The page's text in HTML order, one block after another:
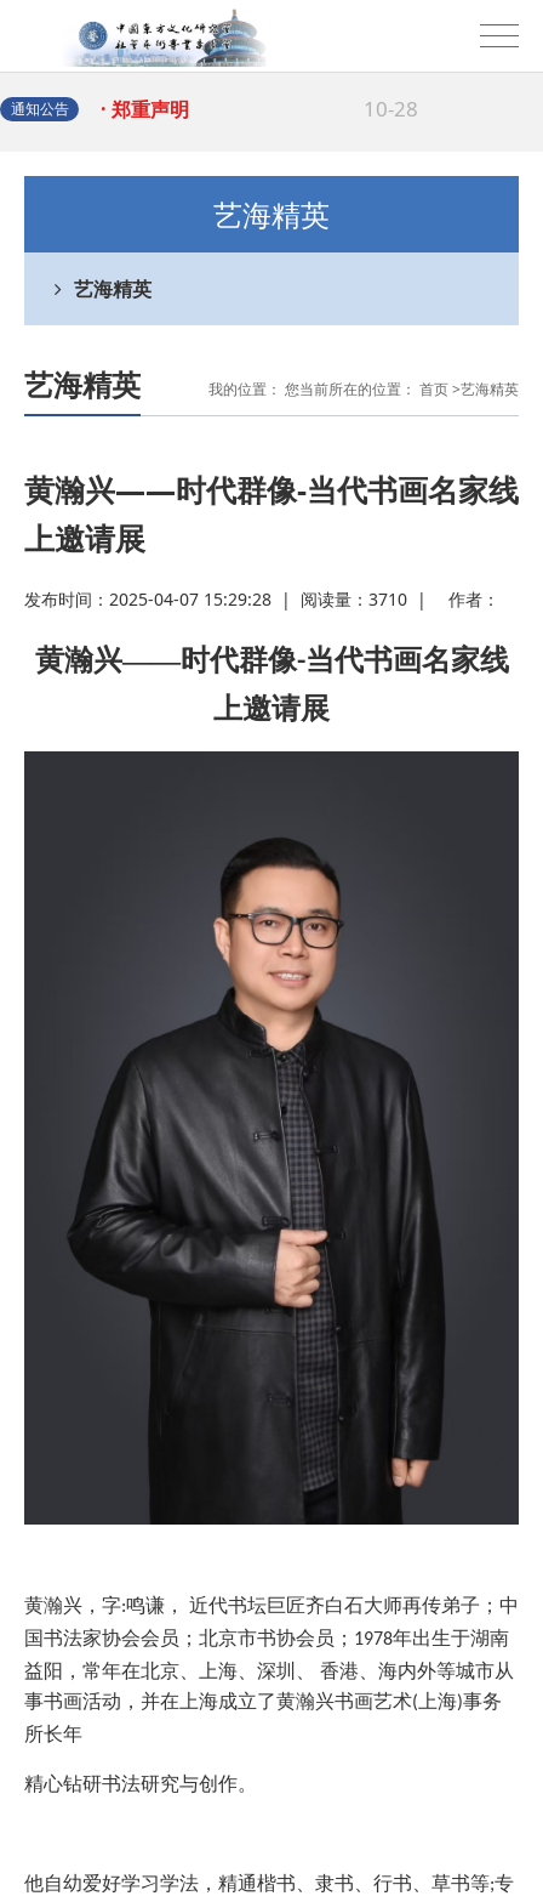
通知公告
· 关于冒用本协会名义举
· 郑重声明 10-28
艺海精英
艺海精英
艺海精英 我的位置： 您当前所在的位置： 首页>艺海精英
黄瀚兴——时代群像-当代书画名家线
上邀请展
发布时间：2025-04-07 15:29:28 | 阅读量： 3710 | 作者：
黄瀚兴——时代群像-当代书画名家线
上邀请展
黄瀚兴，字:鸣谦， 近代书坛巨匠齐白石大师再传弟子；中
国书法家协会会员；北京市书协会员； 1978年出生于湖南
益阳，常年在北京、上海、深圳、 香港、海内外等城市从
事书画活动，并在上海成立了黄瀚兴书画艺术( 上海)事务
所长年
精心钻研书法研究与创作。
他自幼爱好学习学法，精通楷书、隶书、行书、草书等;专